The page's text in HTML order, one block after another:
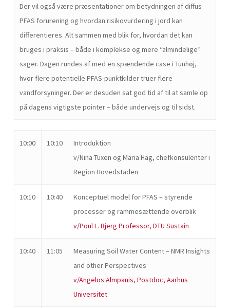
Der vil også være præsentationer om betydningen af diffus
PFAS forurening og hvordan risikovurdering i jord kan
differentieres. Alt sammen med blik for, hvordan det kan
bruges i praksis – både i komplekse og mere “almindelige”
sager. Dagen rundes af med en spændende case i Tunhøj,
hvor flere potentielle PFAS-punktkilder truer flere
vandforsyninger. Der er desuden sat god tid af til at samle op
på dagens vigtigste pointer – både undervejs og til sidst.
10:00 10:10
Introduktion
v/Nina Tuxen og Maria Hag, chefkonsulenter i
Region Hovedstaden
10:10 10:40
Konceptuel model for PFAS – styrende
processer og rammesættende overblik
v/Poul L. Bjerg Professor, DTU Sustain
10:40 11:05
Measuring Soil Water Content – NMR Insights
and other Perspectives
v/Angelos Almpanis, Postdoc, Aarhus
Universitet